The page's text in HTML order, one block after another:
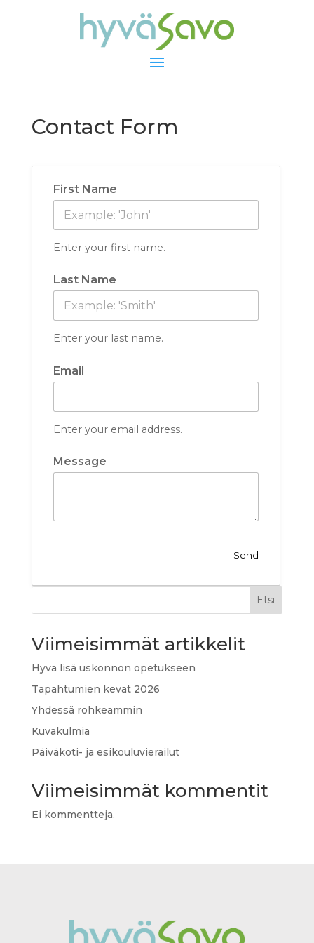
Contact Form
First Name
Enter your first name.
Last Name
Enter your last name.
Email
Enter your email address.
Message
Etsi
Viimeisimmät artikkelit
Hyvä lisä uskonnon opetukseen
Tapahtumien kevät 2026
Yhdessä rohkeammin
Kuvakulmia
Päiväkoti- ja esikouluvierailut
Viimeisimmät kommentit
Ei kommentteja.